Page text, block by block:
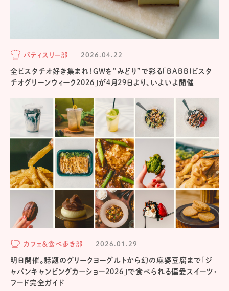
パティスリー部 2026.04.22
全ピスタチオ好き集まれ！GWを“みどり”で彩る「BABBIピスタ
チオグリーンウィーク2026」が4月29日より、いよいよ開催
カフェ＆食べ歩き部 2026.01.29
明日開催。話題のグリークヨーグルトから幻の麻婆豆腐まで「ジ
ャパンキャンピングカーショー2026」で食べられる偏愛スイーツ・
フード完全ガイド